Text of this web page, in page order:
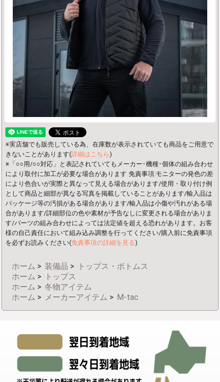
※実店舗でも販売している為、在庫数が表示されていても商品をご用意で
きないことがあります(詳細はこちら)
※「○○用/○○対応」と表記されていてもメーカー･機種･個体の組み合わせ
により取付に加工が必要な場合があります 免責事項:モニターの発色の差
により色合いが実際と異なって見える場合があります/使用・取り付け例
として商品と細部が異なる写真を掲載していることがあります/輸入品は
パッケージ等の汚損がある場合があります/輸入品は小傷や汚れがある場
合があります/詳細部位の色や素材が予告なしに変更される場合がありま
す/パーツの組み合わせによっては法定値を超える恐れがあります。お客
様の自己責任において組み込み調整を行ってください/購入前に免責事項
を必ずお読みください(免責事項の詳細を見る)
ホーム > 装備品 >
トップス・ボトムス
ホーム >
トップス
ホーム > 冬物アイテム
ホーム > メーカーアイテム > M-tac